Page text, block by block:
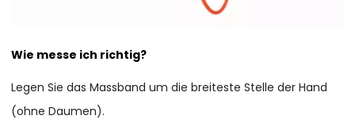
Wie messe ich richtig?
Legen Sie das Massband um die breiteste Stelle der Hand
(ohne Daumen).